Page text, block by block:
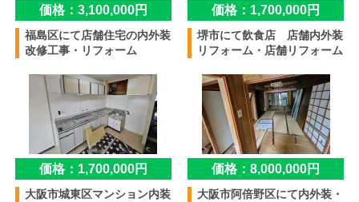
価格：3,100,000円
福島区にて店舗住宅の内外装
改修工事・リフォーム
価格：1,700,000円
堺市にて飲食店 店舗内外装
リフォーム・店舗リフォーム
価格：1,700,000円
大阪市城東区マンション内装
価格：8,000,000円
大阪市阿倍野区にて内外装・